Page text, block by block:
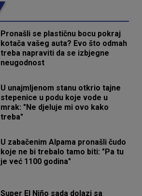
Pronašli se plastičnu bocu pokraj
kotača vašeg auta? Evo što odmah
treba napraviti da se izbjegne
neugodnost
U unajmljenom stanu otkrio tajne
stepenice u podu koje vode u
mrak: "Ne djeluje mi ovo kako
treba"
U zabačenim Alpama pronašli čudo
koje ne bi trebalo tamo biti: "Pa tu
je već 1100 godina"
Super El Niño sada dolazi sa